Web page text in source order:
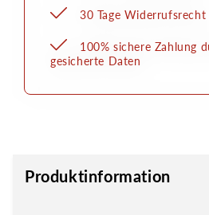
30 Tage Widerrufsrecht
100% sichere Zahlung
gesicherte Daten
Produktinformation